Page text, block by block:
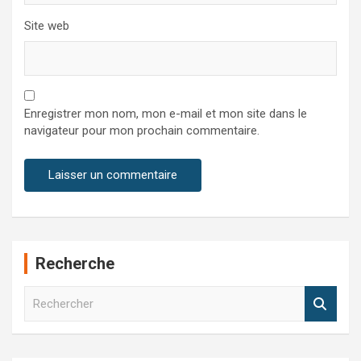
Site web
Enregistrer mon nom, mon e-mail et mon site dans le
navigateur pour mon prochain commentaire.
Recherche